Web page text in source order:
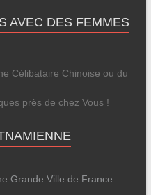
AVEC DES FEMMES
Célibataire Chinoise ou du
près de chez Vous !
Grande Ville de France